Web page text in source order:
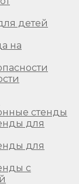
детей
на
стенды
для
для
с